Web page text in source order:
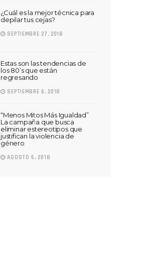
¿Cuál es la mejor técnica para
depilar tus cejas?
SEPTIEMBRE 27, 2018
Estas son las tendencias de
los 80’s que están
regresando
SEPTIEMBRE 6, 2018
“Menos Mitos Más Igualdad”
La campaña que busca
eliminar estereotipos que
justifican la violencia de
género
AGOSTO 6, 2018